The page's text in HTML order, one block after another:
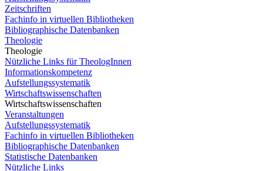
Zeitschriften
Fachinfo in virtuellen Bibliotheken
Bibliographische Datenbanken
Theologie
Theologie
Nützliche Links für TheologInnen
Informationskompetenz
Aufstellungssystematik
Wirtschaftswissenschaften
Wirtschaftswissenschaften
Veranstaltungen
Aufstellungssystematik
Fachinfo in virtuellen Bibliotheken
Bibliographische Datenbanken
Statistische Datenbanken
Nützliche Links